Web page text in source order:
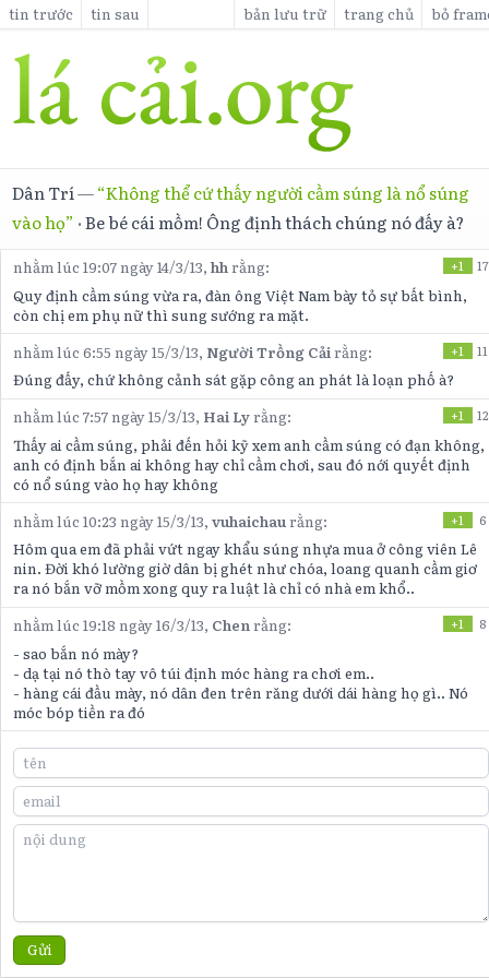
tin trước tin sau bản lưu trữ trang chủ bỏ
Dân Trí—“Không thể cứ thấy người cầm súng là nổ súng
vào họ” ·Be bé cái mồm! Ông định thách chúng nó đấy à?
nhằm lúc 19:07 ngày 14/3/13,hhrằng: +1 17
Quy định cầm súng vừa ra, đàn ông Việt Nam bày tỏ sự bất bình,
còn chị em phụ nữ thì sung sướng ra mặt.
nhằm lúc 6:55 ngày 15/3/13, Người Trồng Cải rằng: +1 11
Đúng đấy, chứ không cảnh sát gặp công an phát là loạn phố à?
nhằm lúc 7:57 ngày 15/3/13, Hai Lyrằng: +1 12
Thấy ai cầm súng, phải đến hỏi kỹ xem anh cầm súng có đạn không,
anh có định bắn ai không hay chỉ cầm chơi, sau đó nới quyết định
có nổ súng vào họ hay không
nhằm lúc 10:23 ngày 15/3/13,vuhaichau rằng: +1 6
Hôm qua em đã phải vứt ngay khẩu súng nhựa mua ở công viên Lê
nin. Đời khó lường giờ dân bị ghét như chóa, loang quanh cầm giơ
ra nó bắn vỡ mồm xong quy ra luật là chỉ có nhà em khổ..
nhằm lúc 19:18 ngày 16/3/13, Chenrằng: +1 8
- sao bắn nó mày?
- dạ tại nó thò tay vô túi định móc hàng ra chơi em..
- hàng cái đầu mày, nó dân đen trên răng dưới dái hàng họ gì.. Nó
móc bóp tiền ra đó
Gửi